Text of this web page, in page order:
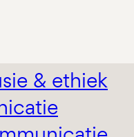
& ethiek